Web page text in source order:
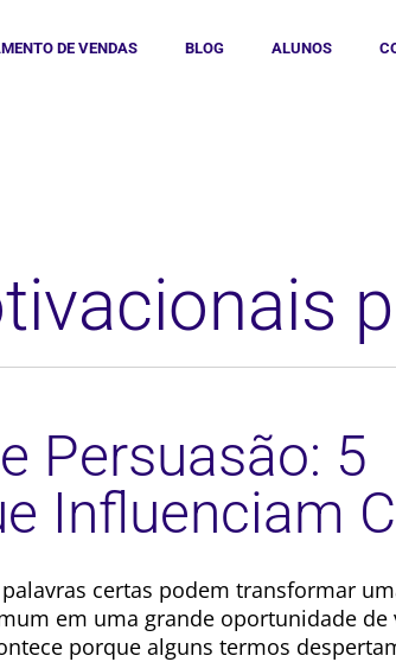
DE VENDAS BLOG ALUNOS
Persuasão: 5
Influenciam
palavras certas podem transformar
em uma grande oportunidade de
porque alguns termos